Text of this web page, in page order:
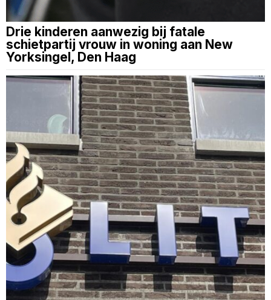
Drie kinderen aanwezig bij fatale
schietpartij vrouw in woning aan New
Yorksingel, Den Haag